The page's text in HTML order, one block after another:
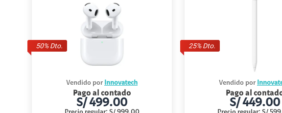
50% Dto.
Vendido por Innovatech
Pago al contado
S/499.00
25% Dto.
Vendido por
Pago al
S/449.00